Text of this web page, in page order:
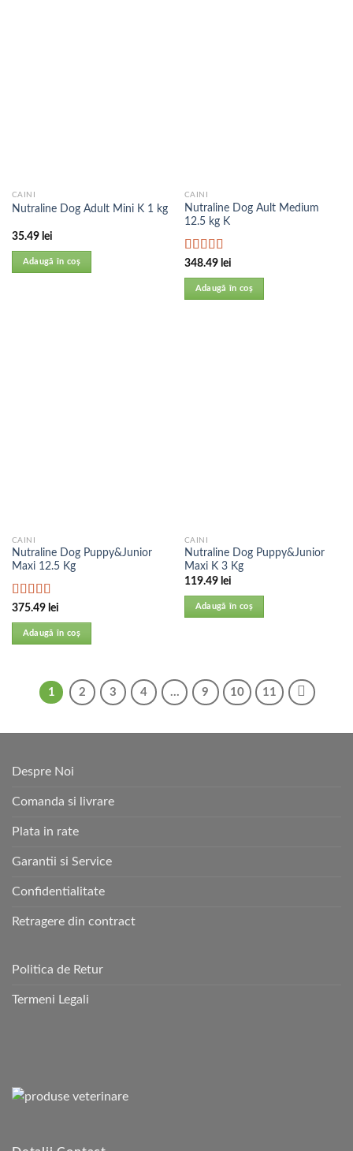
CAINI
Nutraline Dog Adult Mini K 1 kg
35.49 lei
Adaugă în coș
CAINI
Nutraline Dog Ault Medium
12.5 kg K
Evaluat la
5.00din 5
348.49 lei
Adaugă în coș
CAINI
Nutraline Dog Puppy&Junior
Maxi 12.5 Kg
Evaluat la
5.00din 5
375.49 lei
Adaugă în coș
CAINI
Nutraline Dog Puppy&Junior
Maxi K 3 Kg
119.49 lei
Adaugă în coș
1 2 3 4 … 9 10 11
Despre Noi
Comanda si livrare
Plata in rate
Garantii si Service
Confidentialitate
Retragere din contract
Politica de Retur
Termeni Legali